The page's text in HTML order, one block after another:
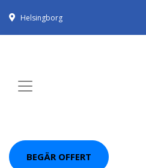
Helsingborg
BEGÄR OFFERT